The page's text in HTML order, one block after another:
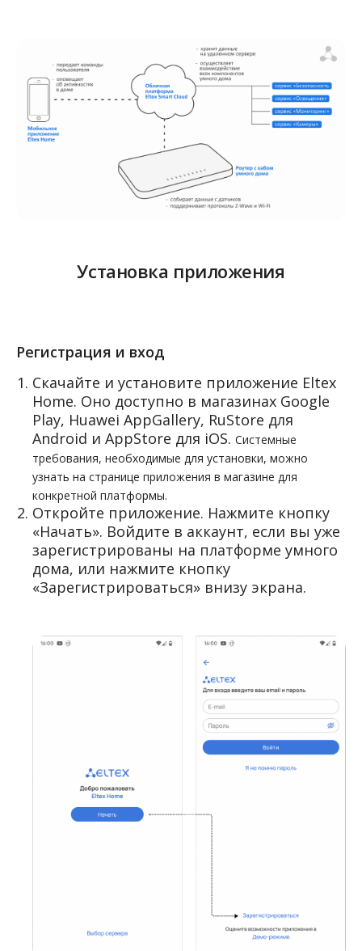
Установка приложения
Регистрация и вход
Скачайте и установите приложение Eltex
Home. Оно доступно в магазинах Google
Play, Huawei AppGallery, RuStore для
Android и AppStore для iOS. Системные
требования, необходимые для установки, можно
узнать на странице приложения в магазине для
конкретной платформы.
Откройте приложение. Нажмите кнопку
«Начать». Войдите в аккаунт, если вы уже
зарегистрированы на платформе умного
дома, или нажмите кнопку
«Зарегистрироваться» внизу экрана.